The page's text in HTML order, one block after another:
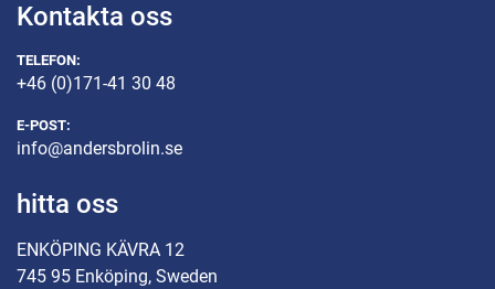
Kontakta oss
TELEFON:
+46 (0)171-41 30 48
E-POST:
info@andersbrolin.se
hitta oss
ENKÖPING KÄVRA 12
745 95 Enköping, Sweden